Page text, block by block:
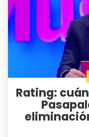
Rating: